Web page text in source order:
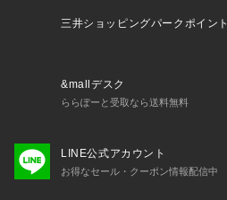
三井ショッピングパークポイント
&mallデスク
ららぽーと受取なら送料無料
LINE公式アカウント
お得なセール・クーポン情報配信中